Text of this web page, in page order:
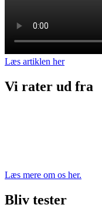
Læs artiklen her
Vi rater ud fra
Læs mere om os her.
Bliv tester